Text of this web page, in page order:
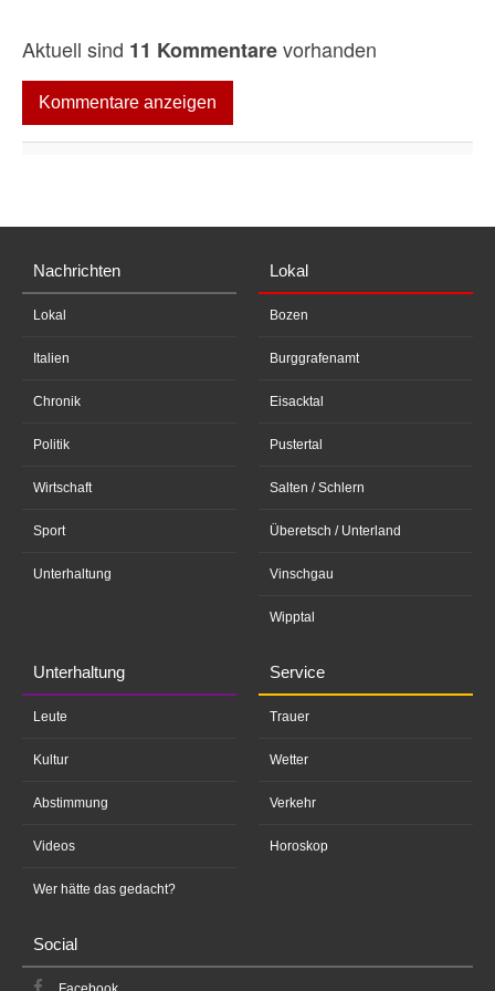
Aktuell sind 11 Kommentarevorhanden
Kommentare anzeigen
Nachrichten
Lokal
Italien
Chronik
Politik
Wirtschaft
Sport
Unterhaltung
Lokal
Bozen
Burggrafenamt
Eisacktal
Pustertal
Salten / Schlern
Überetsch / Unterland
Vinschgau
Wipptal
Unterhaltung
Leute
Kultur
Abstimmung
Videos
Wer hätte das gedacht?
Service
Trauer
Wetter
Verkehr
Horoskop
Social